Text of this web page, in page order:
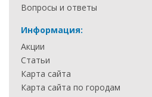
Вопросы и ответы
Информация:
Акции
Статьи
Карта сайта
Карта сайта по городам